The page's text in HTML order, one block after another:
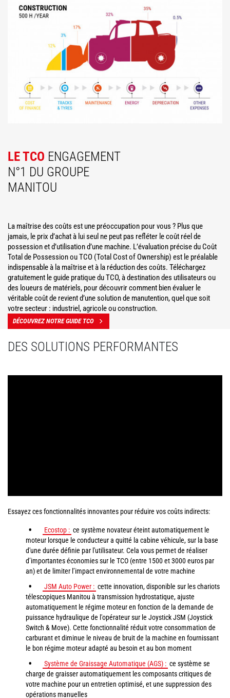
LE TCO ENGAGEMENT
N°1 DU GROUPE
MANITOU
La maîtrise des coûts est une préoccupation pour vous ? Plus que
jamais, le prix d’achat à lui seul ne peut pas refléter le coût réel de
possession et d’utilisation d’une machine. L’évaluation précise du Coût
Total de Possession ou TCO (Total Cost of Ownership) est le préalable
indispensable à la maîtrise et à la réduction des coûts. Téléchargez
gratuitement le guide pratique du TCO, à destination des utilisateurs ou
des loueurs de matériels, pour découvrir comment bien évaluer le
véritable coût de revient d’une solution de manutention, quel que soit
votre secteur : industriel, agricole ou construction.
DÉCOUVREZ NOTRE GUIDE TCO
DES SOLUTIONS PERFORMANTES
Essayez ces fonctionnalités innovantes pour réduire vos coûts indirects:
Ecostop : ce système novateur éteint automatiquement le
moteur lorsque le conducteur a quitté la cabine véhicule, sur la base
d'une durée définie par l'utilisateur. Cela vous permet de réaliser
d’importantes économies sur le TCO (entre 1500 et 3000 euros par
an) et de limiter l’impact environnemental de votre machine
JSM Auto Power : cette innovation, disponible sur les chariots
télescopiques Manitou à transmission hydrostatique, ajuste
automatiquement le régime moteur en fonction de la demande de
puissance hydraulique de l'opérateur sur le Joystick JSM (Joystick
Switch & Move). Cette fonctionnalité réduit votre consommation de
carburant et diminue le niveau de bruit de la machine en fournissant
le bon régime moteur adapté au besoin et au bon moment
Système de Graissage Automatique (AGS) : ce système se
charge de graisser automatiquement les composants critiques de
votre machine pour un entretien optimisé, et une suppression des
opérations manuelles